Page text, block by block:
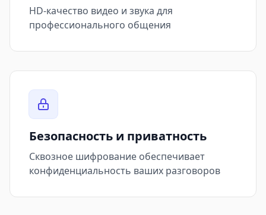
HD-качество видео и звука для
профессионального общения
Безопасность и приватность
Сквозное шифрование обеспечивает
конфиденциальность ваших разговоров